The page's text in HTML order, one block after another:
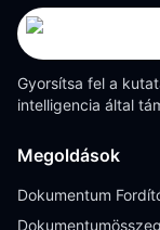
Gyorsítsa fel a
intelligencia által
Megoldások
Dokumentum